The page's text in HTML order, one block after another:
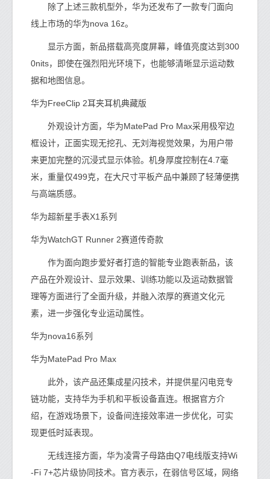
除了上述三款机型外，华为还发布了一款专门面向
线上市场的华为nova 16z。
显示方面，新品搭载高亮度屏幕，峰值亮度达到300
0nits，即使在强烈阳光环境下，也能够清晰显示运动数
据和地图信息。
华为FreeClip 2耳夹耳机典藏版
外观设计方面，华为MatePad Pro Max采用极窄边
框设计，正面实现无挖孔、无刘海视觉效果，为用户带
来更加完整的沉浸式显示体验。机身厚度控制在4.7毫
米，重量仅499克，在大尺寸平板产品中兼顾了轻薄便携
与高端质感。
华为超新星手表X1系列
华为WatchGT Runner 2赛道传奇款
作为面向跑步爱好者打造的智能专业跑表新品，该
产品在外观设计、显示效果、训练功能以及运动数据管
理等方面进行了全面升级，并融入浓厚的赛道文化元
素，进一步强化专业运动属性。
华为nova16系列
华为MatePad Pro Max
此外，该产品还集成星闪技术，并提供星闪电竞专
链功能，支持华为手机和平板设备直连。根据官方介
绍，在游戏场景下，设备间连接效率进一步优化，可实
现更低时延表现。
无线连接方面，华为凌霄子母路由Q7电线版支持Wi
-Fi 7+芯片级协同技术。官方表示，在弱信号区域，网络